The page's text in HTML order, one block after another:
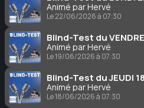
Animé par Hervé
Le 22/06/2026 à 07:30
Blind-Test du
Animé par Hervé
Le 19/06/2026 à 07:30
Blind-Test du JEUDI
Animé par Hervé
Le 18/06/2026 à 07:30